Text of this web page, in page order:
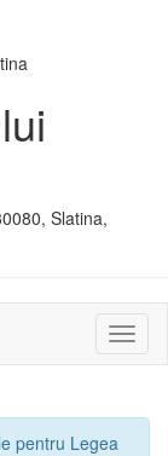
Slatina,
sau
pentru Legea